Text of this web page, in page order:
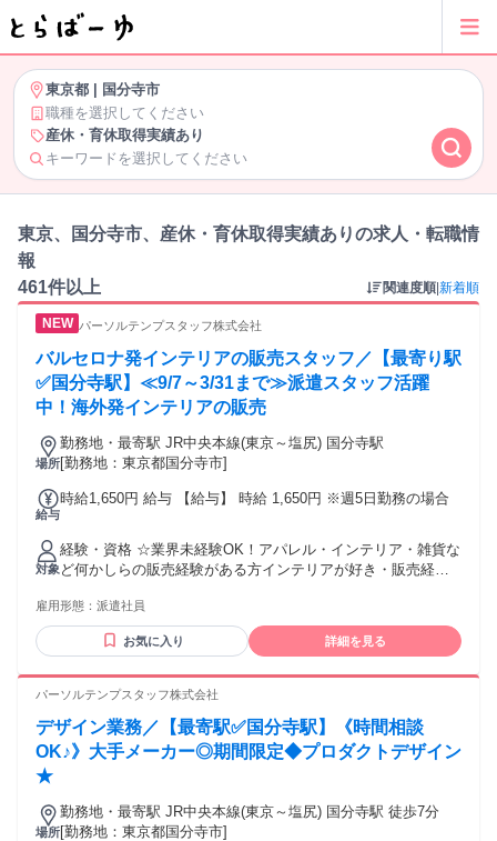
東京都
国分寺市
職種を選択してください
産休・育休取得実績あり
キーワードを選択してください
東京、国分寺市、産休・育休取得実績ありの求人・転職情
報
461件以上
関連度順 新着順
パーソルテンプスタッフ株式会社
バルセロナ発インテリアの販売スタッフ／【最寄り駅
✅国分寺駅】≪9/7～3/31まで≫派遣スタッフ活躍
中！海外発インテリアの販売
場所
勤務地・最寄駅 JR中央本線(東京～塩尻) 国分寺駅
[勤務地：東京都国分寺市]
給与
時給1,650円 給与 【給与】 時給 1,650円 ※週5日勤務の場合
対象
経験・資格 ☆業界未経験OK！アパレル・インテリア・雑貨な
ど何かしらの販売経験がある方インテリアが好き・販売経験
雇用形態： 派遣社員
お気に入り 詳細を見る
パーソルテンプスタッフ株式会社
デザイン業務／【最寄駅✅国分寺駅】《時間相談
OK♪》大手メーカー◎期間限定◆プロダクトデザイン
★
場所
勤務地・最寄駅 JR中央本線(東京～塩尻) 国分寺駅 徒歩7分
[勤務地：東京都国分寺市]